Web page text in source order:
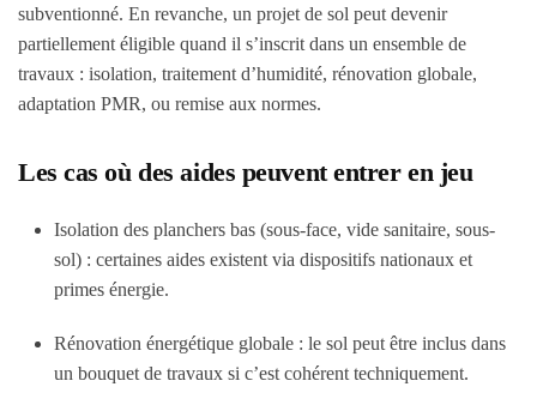
subventionné. En revanche, un projet de sol peut devenir
partiellement éligible quand il s’inscrit dans un ensemble de
travaux : isolation, traitement d’humidité, rénovation globale,
adaptation PMR, ou remise aux normes.
Les cas où des aides peuvent entrer en jeu
Isolation des planchers bas (sous-face, vide sanitaire, sous-
sol) : certaines aides existent via dispositifs nationaux et
primes énergie.
Rénovation énergétique globale : le sol peut être inclus dans
un bouquet de travaux si c’est cohérent techniquement.